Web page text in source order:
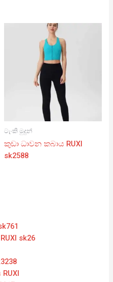
ටැංකි මුදුන්
කුඩා ධාවන කබාය RUXI
sk2588
sk26